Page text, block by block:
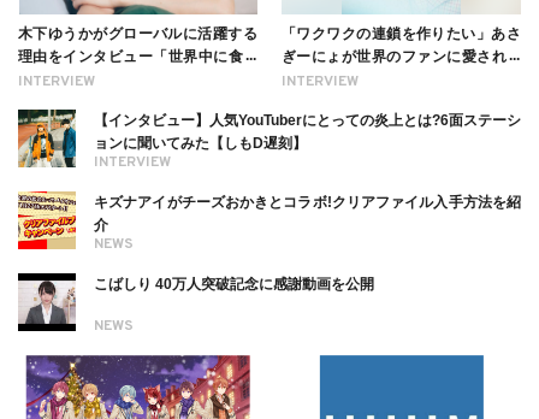
INTERVIEW
木下ゆうかがグローバルに活躍する
理由をインタビュー「世界中に食べ
る幸せを伝えたい」新事務所加入に
INTERVIEW
「ワクワクの連鎖を作りたい」あさ
ぎーにょが世界のファンに愛される
理由【インタビュー】
INTERVIEW
【インタビュー】人気YouTuberにとっての炎上とは?6面ステーシ
ョンに聞いてみた【しもD遅刻】
NEWS
キズナアイがチーズおかきとコラボ!クリアファイル入手方法を紹
介
NEWS
こばしり 40万人突破記念に感謝動画を公開